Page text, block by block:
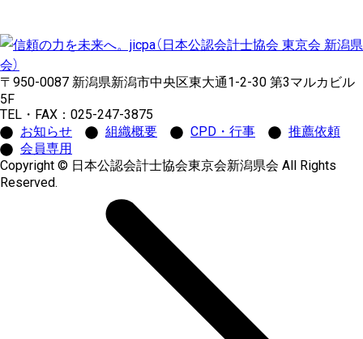
〒950-0087 新潟県新潟市中央区東大通1-2-30 第3マルカビル
5F
TEL・FAX：025-247-3875
お知らせ
組織概要 CPD・行事
推薦依頼
会員専用
Copyright © 日本公認会計士協会東京会新潟県会 All Rights
Reserved.